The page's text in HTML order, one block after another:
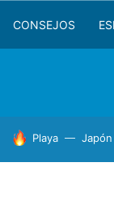
CONSEJOS
HOY SE HABLA
Playa Japón